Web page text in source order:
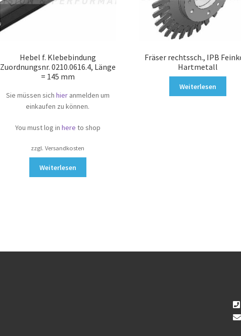
Hebel f. Klebebindung
Zuordnungsnr. 0210.0616.4, Länge
= 145 mm
Sie müssen sich hieranmelden um
einkaufen zu können.
You must log in here to shop
zzgl. Versandkosten
Weiterlesen
Fräser rechtssch., IPB
Hartmetall
Weiterlesen